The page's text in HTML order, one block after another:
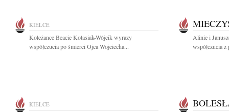
KIELCE
Koleżance Beacie Kotasiak-Wójcik wyrazy
współczucia po śmierci Ojca Wojciecha...
Alinie i
współczucia
KIELCE